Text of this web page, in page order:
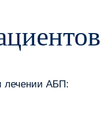
лечении АБП: